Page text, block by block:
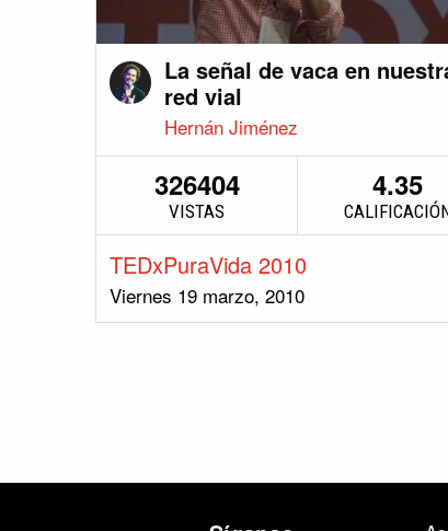
La señal de vaca en
red vial
Hernán Jiménez
326404
VISTAS
4.35
TEDxPuraVida 2010
Viernes 19 marzo, 2010